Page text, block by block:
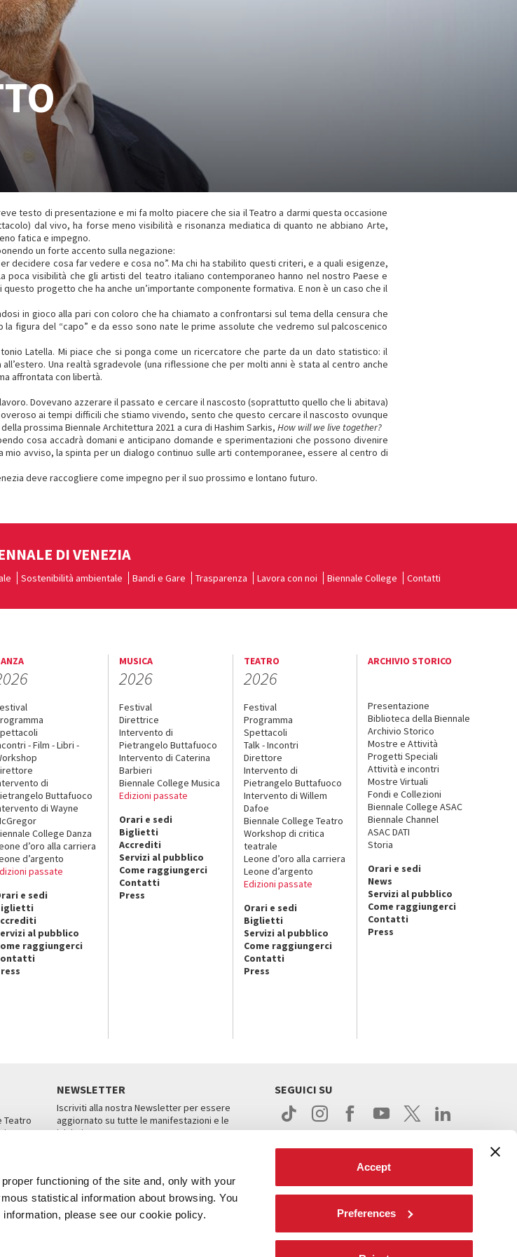
functioning of the site and, only with your
statistical information about browsing. You
please see our cookie policy.
Accept
Preferences
testo di presentazione e mi fa molto piacere che sia il Teatro a darmi questa occasione
dal vivo, ha forse meno visibilità e risonanza mediatica di quanto ne abbiano Arte,
fatica e impegno.
un forte accento sulla negazione:
decidere cosa far vedere e cosa no”. Ma chi ha stabilito questi criteri, e a quali esigenze,
poca visibilità che gli artisti del teatro italiano contemporaneo hanno nel nostro Paese e
progetto che ha anche un’importante componente formativa. E non è un caso che il
in gioco alla pari con coloro che ha chiamato a confrontarsi sul tema della censura che
figura del “capo” e da esso sono nate le prime assolute che vedremo sul palcoscenico
Latella. Mi piace che si ponga come un ricercatore che parte da un dato statistico: il
Una realtà sgradevole (una riflessione che per molti anni è stata al centro anche
affrontata con libertà.
Dovevano azzerare il passato e cercare il nascosto (soprattutto quello che li abitava)
ai tempi difficili che stiamo vivendo, sento che questo cercare il nascosto ovunque
prossima Biennale Architettura 2021 a cura di Hashim Sarkis, How will we live together?
cosa accadrà domani e anticipano domande e sperimentazioni che possono divenire
avviso, la spinta per un dialogo continuo sulle arti contemporanee, essere al centro di
deve raccogliere come impegno per il suo prossimo e lontano futuro.
DI VENEZIA
Sostenibilità ambientale Bandi e Gare Trasparenza Lavora con noi Biennale College Contatti
- Film - Libri -
di
Buttafuoco
di Wayne
College Danza
d’oro alla carriera
d’argento
passate
e sedi
al pubblico
raggiungerci
MUSICA
2026
Festival
Direttrice
Intervento di
Pietrangelo Buttafuoco
Intervento di Caterina
Barbieri
Biennale College Musica
Edizioni passate
Orari e sedi
Biglietti
Accrediti
Servizi al pubblico
Come raggiungerci
Contatti
Press
TEATRO
2026
Festival
Programma
Spettacoli
Talk - Incontri
Direttore
Intervento di
Pietrangelo Buttafuoco
Intervento di Willem
Dafoe
Biennale College Teatro
Workshop di critica
teatrale
Leone d’oro alla carriera
Leone d’argento
Edizioni passate
Orari e sedi
Biglietti
Servizi al pubblico
Come raggiungerci
Contatti
Press
ARCHIVIO STORICO
Presentazione
Biblioteca della Biennale
Archivio Storico
Mostre e Attività
Progetti Speciali
Attività e incontri
Mostre Virtuali
Fondi e Collezioni
Biennale College ASAC
Biennale Channel
ASAC DATI
Storia
Orari e sedi
News
Servizi al pubblico
Come raggiungerci
Contatti
Press
Teatro
NEWSLETTER
Iscriviti alla nostra Newsletter per essere
aggiornato su tutte le manifestazioni e le
iniziative.
SEGUICI SU